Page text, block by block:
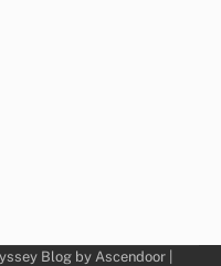
Blog by Ascendoor|